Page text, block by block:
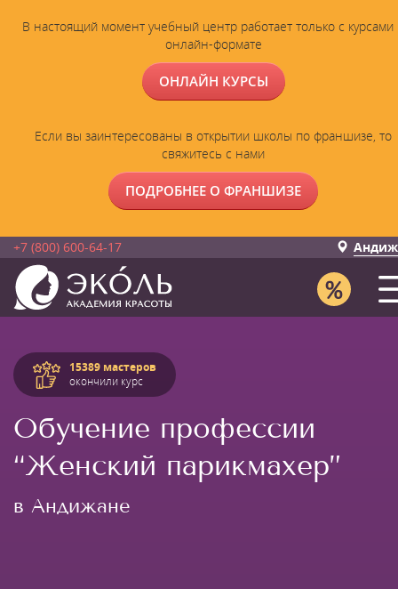
В настоящий момент учебный центр работает только с курсами
онлайн-формате
ОНЛАЙН КУРСЫ
Если вы заинтересованы в открытии школы по франшизе, то
свяжитесь с нами
ПОДРОБНЕЕ О ФРАНШИЗЕ
+7 (800) 600-64-17
15389 мастеров
окончили курс
Обучение профессии
“Женский парикмахер”
в Андижане